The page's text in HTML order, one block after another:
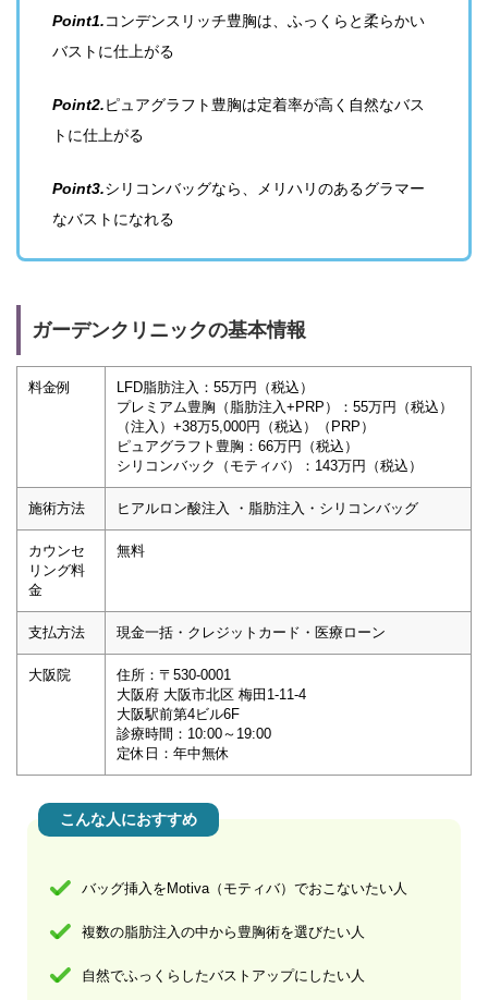
Point1.コンデンスリッチ豊胸は、ふっくらと柔らかい
バストに仕上がる
Point2.ピュアグラフト豊胸は定着率が高く自然なバス
トに仕上がる
Point3.シリコンバッグなら、メリハリのあるグラマー
なバストになれる
ガーデンクリニックの基本情報
料金例
LFD脂肪注入：55万円（税込）
プレミアム豊胸（脂肪注入+PRP）：55万円（税込）
（注入）+38万5,000円（税込）（PRP）
ピュアグラフト豊胸：66万円（税込）
シリコンバック（モティバ）：143万円（税込）
施術方法 ヒアルロン酸注入 ・脂肪注入・シリコンバッグ
カウンセ
リング料
金
無料
支払方法 現金一括・クレジットカード・医療ローン
大阪院
住所：〒530-0001
大阪府 大阪市北区 梅田1-11-4
大阪駅前第4ビル6F
診療時間：10:00～19:00
定休日：年中無休
こんな人におすすめ
バッグ挿入をMotiva（モティバ）でおこないたい人
複数の脂肪注入の中から豊胸術を選びたい人
自然でふっくらしたバストアップにしたい人